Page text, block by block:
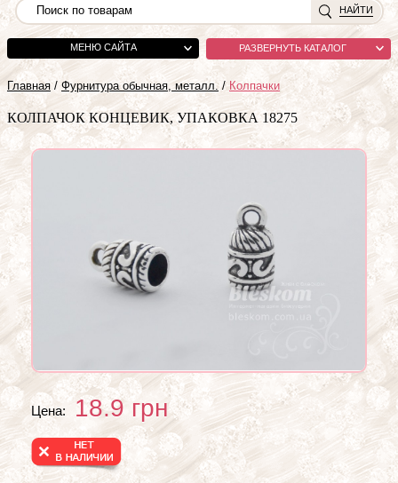
НАЙТИ
МЕНЮ САЙТА РАЗВЕРНУТЬ КАТАЛОГ
Главная / Фурнитура обычная, металл. / Колпачки
КОЛПАЧОК КОНЦЕВИК, УПАКОВКА 18275
Цена: 18.9 грн